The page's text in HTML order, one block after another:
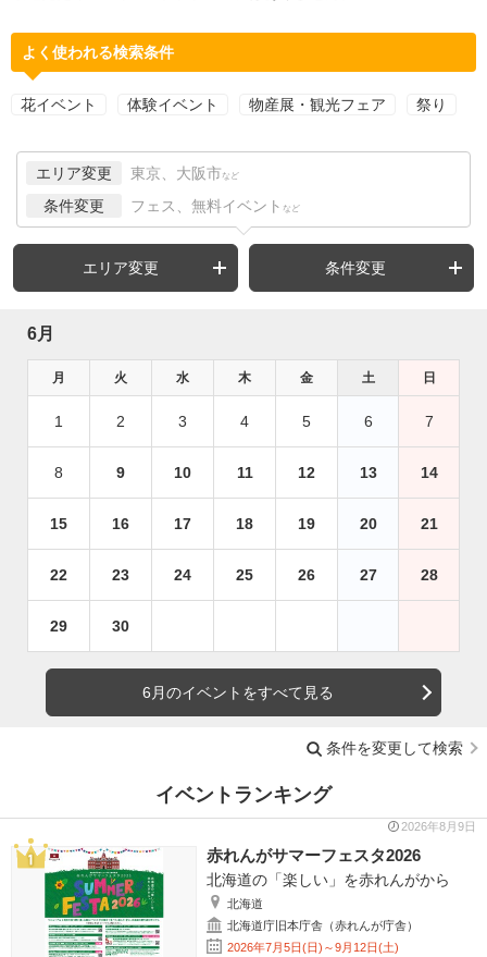
よく使われる検索条件
花イベント 体験イベント 物産展・観光フェア 祭り
エリア変更 東京、大阪市 など
条件変更 フェス、無料イベント など
エリア変更 条件変更
6月
月 火 水 木 金 土 日
1 2 3 4 5 6 7
8 9 10 11 12 13 14
15 16 17 18 19 20 21
22 23 24 25 26 27 28
29 30
6月のイベントをすべて見る
条件を変更して検索
イベントランキング
2026年8月9日
赤れんがサマーフェスタ2026
北海道の「楽しい」を赤れんがから
北海道
北海道庁旧本庁舎（赤れんが庁舎）
2026年7月5日(日)～9月12日(土)